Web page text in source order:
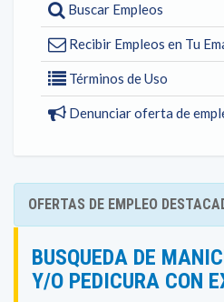
Buscar Empleos
Recibir Empleos en Tu
Términos de Uso
Denunciar oferta de
OFERTAS DE EMPLEO
BUSQUEDA DE
Y/O PEDICURA CON